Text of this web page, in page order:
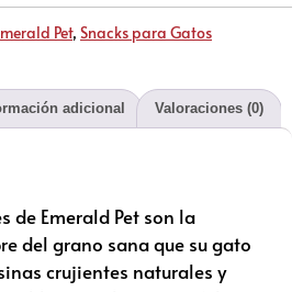
Pet, Snacks para Gatos
adicional Valoraciones (0)
de Emerald Pet son la
del grano sana que su gato
crujientes naturales y